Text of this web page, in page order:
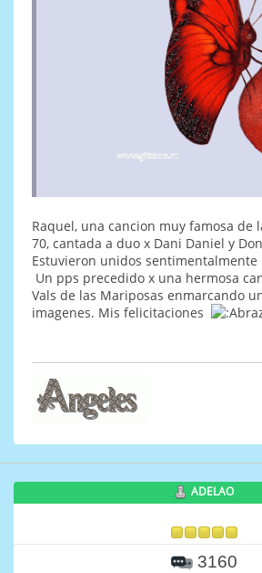
Raquel, una cancion muy famosa de
70, cantada a duo x Dani Daniel y
Estuvieron unidos sentimentalmente
Un pps precedido x una hermosa
Vals de las Mariposas enmarcando
imagenes. Mis felicitaciones
ADELAO
3160